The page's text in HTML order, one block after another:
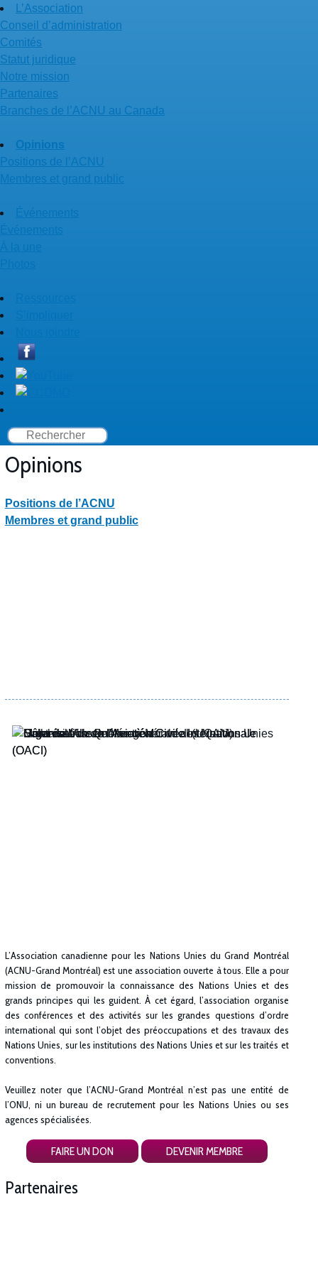
L’Association
Conseil d’administration
Comités
Statut juridique
Notre mission
Partenaires
Branches de l’ACNU au Canada
Opinions
Positions de l’ACNU
Membres et grand public
Événements
Événements
Opinions
Positions de l’ACNU
Membres et grand public
L’Association canadienne pour les Nations Unies du Grand Montréal
(ACNU-Grand Montréal) est une association ouverte à tous. Elle a pour
mission de promouvoir la connaissance des Nations Unies et des
grands principes qui les guident. À cet égard, l’association organise
des conférences et des activités sur les grandes questions d’ordre
international qui sont l’objet des préoccupations et des travaux des
Nations Unies, sur les institutions des Nations Unies et sur les traités et
conventions.
Veuillez noter que l’ACNU-Grand Montréal n’est pas une entité de
l’ONU, ni un bureau de recrutement pour les Nations Unies ou ses
agences spécialisées.
FAIRE UN DON DEVENIR MEMBRE
Partenaires